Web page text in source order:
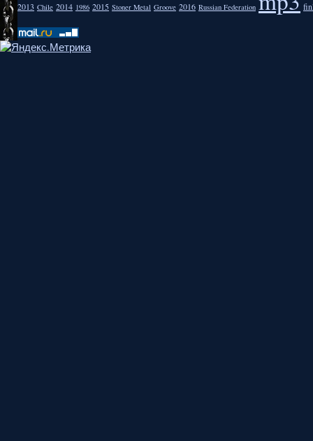
2013 Chile 2014 1986 2015 Stoner Metal Groove 2016 Russian Federation